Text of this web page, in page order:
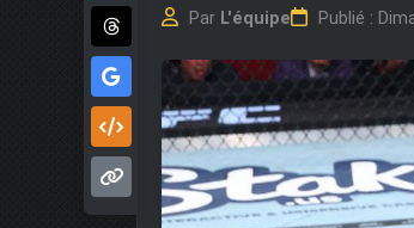
Par L'équipe Publié :